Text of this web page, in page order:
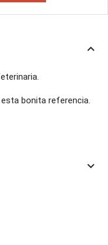
keyboard_arrow_up
bonita referencia.
keyboard_arrow_down